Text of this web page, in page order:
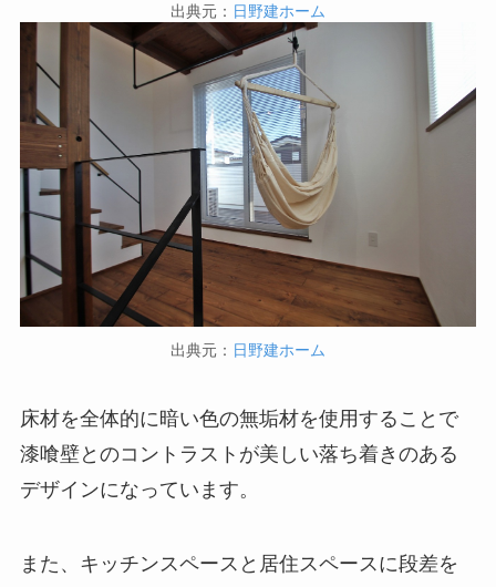
出典元： 日野建ホーム
出典元： 日野建ホーム
床材を全体的に暗い色の無垢材を使用することで
漆喰壁とのコントラストが美しい落ち着きのある
デザインになっています。
また、キッチンスペースと居住スペースに段差を